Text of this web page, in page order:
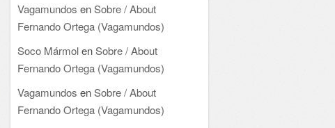
Vagamundos enSobre / About
Fernando Ortega (Vagamundos)
Soco MármolenSobre / About
Fernando Ortega (Vagamundos)
Vagamundos enSobre / About
Fernando Ortega (Vagamundos)